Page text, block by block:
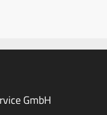
GmbH